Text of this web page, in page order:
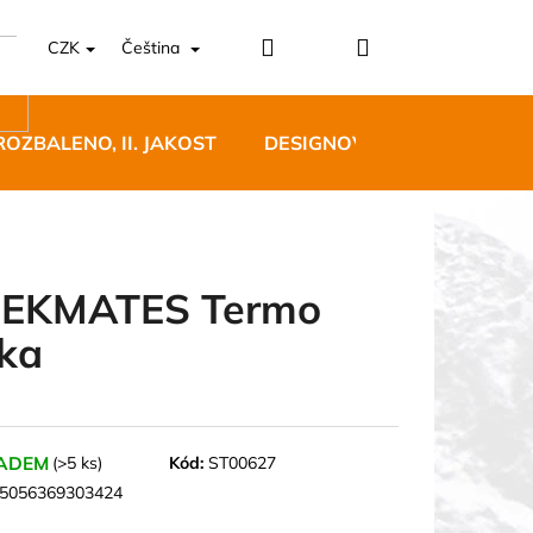
CZK Čeština PřihlášeníNákupní
II. JAKOST DESIGNOVÝ NÁBYTEK
Termo
(>5 ks) Kód: ST00627
5056369303424
BĚŽECKÉ TRAILOVÉ